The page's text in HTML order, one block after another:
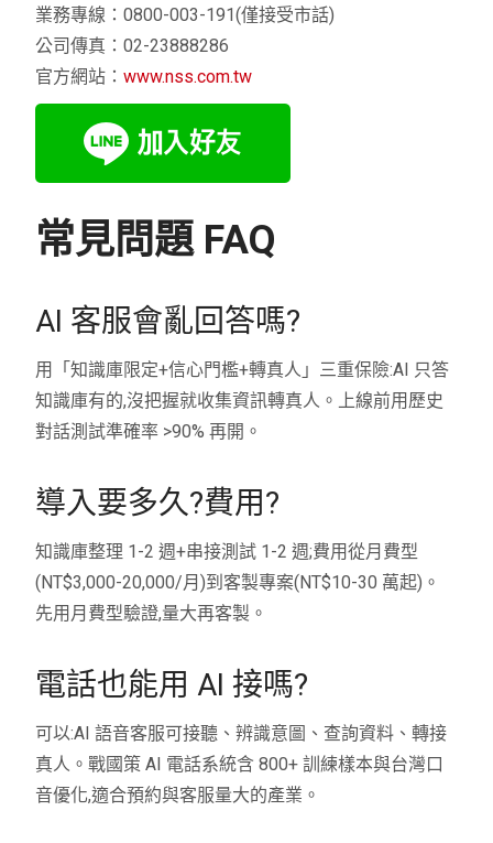
業務專線：0800-003-191(僅接受市話)
公司傳真：02-23888286
官方網站：www.nss.com.tw
常見問題 FAQ
AI 客服會亂回答嗎?
用「知識庫限定+信心門檻+轉真人」三重保險:AI 只答
知識庫有的,沒把握就收集資訊轉真人。上線前用歷史
對話測試準確率 >90% 再開。
導入要多久?費用?
知識庫整理 1-2 週+串接測試 1-2 週;費用從月費型
(NT$3,000-20,000/月)到客製專案(NT$10-30 萬起)。
先用月費型驗證,量大再客製。
電話也能用 AI 接嗎?
可以:AI 語音客服可接聽、辨識意圖、查詢資料、轉接
真人。戰國策 AI 電話系統含 800+ 訓練樣本與台灣口
音優化,適合預約與客服量大的產業。